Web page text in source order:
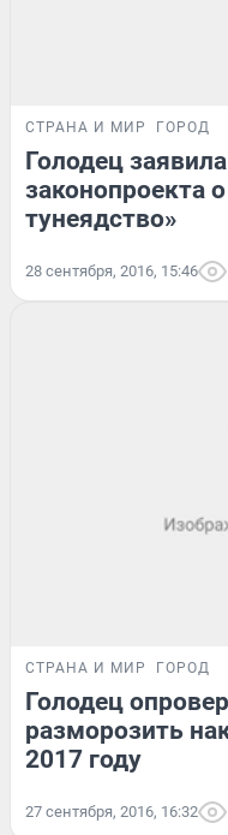
СТРАНА И МИР ГОРОД
Голодец
законопроекта
тунеядство»
28 сентября, 2016, 15:46
СТРАНА И МИР ГОРОД
Голодец
разморозить
2017 году
27 сентября, 2016, 16:32